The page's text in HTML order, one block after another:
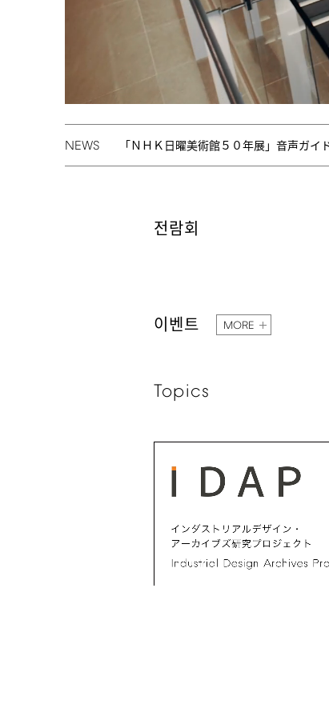
NEWS 「ＮＨＫ日曜美術館５０年展」音声ガ
전람회
이벤트 MORE
Topics